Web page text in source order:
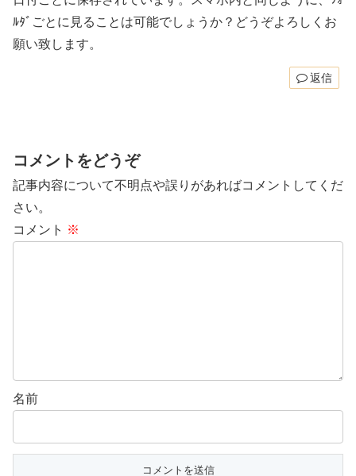
ﾙﾀﾞごとに見ることは可能でしょうか？どうぞよろしくお
願い致します。
返信
コメントをどうぞ
記事内容について不明点や誤りがあればコメントしてくだ
さい。
コメント ※
名前